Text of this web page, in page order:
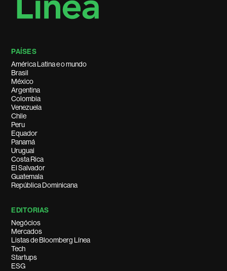
PAÍSES
América Latina e o mundo
Brasil
México
Argentina
Colombia
Venezuela
Chile
Peru
Equador
Panamá
Uruguai
Costa Rica
El Salvador
Guatemala
República Dominicana
EDITORIAS
Negócios
Mercados
Listas de Bloomberg Línea
Tech
Startups
ESG